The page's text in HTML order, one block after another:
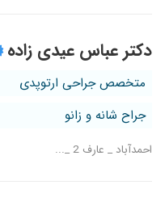
دکتر عباس عیدی زاده
متخصص جراحی ارتوپدی
جراح شانه و زانو
احمدآباد _ عارف 2 _...